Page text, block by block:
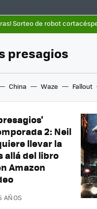
Sorteo de robot
presagios
DE
China Waze Fallout
2: Neil
llevar la
allá del libro
Amazon
AÑOS